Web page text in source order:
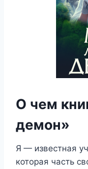
О чем
демон»
Я — известная
которая часть